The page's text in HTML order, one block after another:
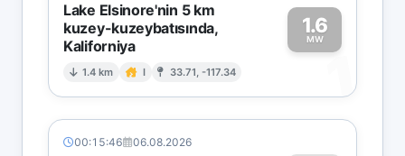
Lake Elsinore'nin 5 km
kuzey-kuzeybatısında,
Kaliforniya
1.4 km I 33.71, -117.34
1.6
MW
1
00:15:46 06.08.2026